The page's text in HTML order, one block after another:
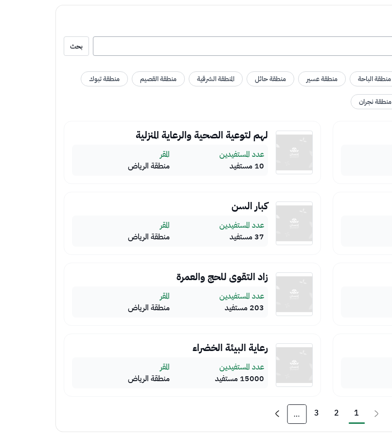
منطقة الباحة منطقة عسير منطقة حائل المنطقة الشرقية منطقة القصيم منطقة تبوك
منطقة نجران
لهم لتوعية الصحية والرعاية المنزلية
عدد المستفيدين
10 مستفيد
المقر
منطقة الرياض
كبار السن
عدد المستفيدين
37 مستفيد
المقر
منطقة الرياض
زاد التقوى للحج والعمرة
عدد المستفيدين
203 مستفيد
المقر
منطقة الرياض
رعاية البيئة الخضراء
عدد المستفيدين
15000 مستفيد
المقر
منطقة الرياض
1
2
3